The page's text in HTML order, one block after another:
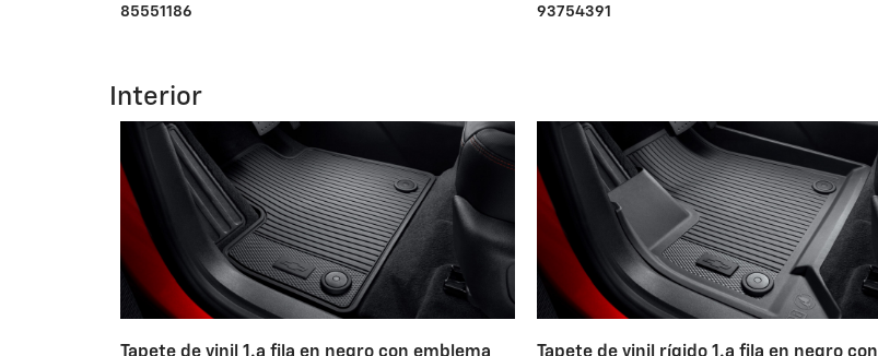
85551186 93754391
Interior